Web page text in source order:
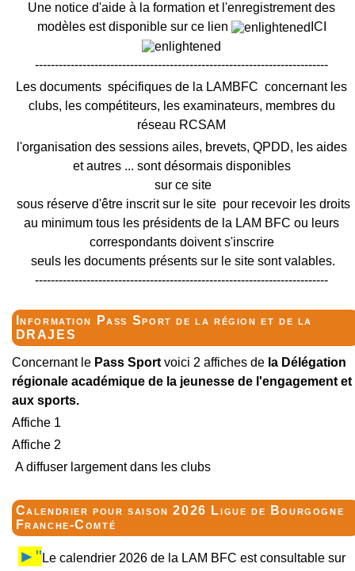
Une notice d'aide à la formation et l'enregistrement des
modèles est disponible sur ce lien
ICI
--------------------------------------------------------------------------
Les documents spécifiques de la LAMBFC concernant les
clubs, les compétiteurs, les examinateurs, membres du
réseau RCSAM
l'organisation des sessions ailes, brevets, QPDD, les aides
et autres ... sont désormais disponibles
sur ce site
sous réserve d'être inscrit sur le site pour recevoir les droits
au minimum tous les présidents de la LAM BFC ou leurs
correspondants doivent s'inscrire
seuls les documents présents sur le site sont valables.
--------------------------------------------------------------------------
Information Pass Sport de la région et de la
DRAJES
Concernant lePass Sportvoici 2 affiches dela Délégation
régionale académique de la jeunesse de l'engagement et
aux sports.
Affiche 1
Affiche 2
A diffuser largement dans les clubs
Calendrier pour saison 2026 Ligue de Bourgogne
Franche-Comté
►" Le calendrier 2026 de la LAM BFC est consultable sur